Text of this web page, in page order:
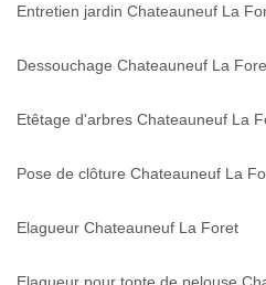
Entretien jardin Chateauneuf La
Dessouchage Chateauneuf La
Etêtage d'arbres Chateauneuf La
Pose de clôture Chateauneuf La
Elagueur Chateauneuf La Foret
Elagueur pour tonte de pelouse